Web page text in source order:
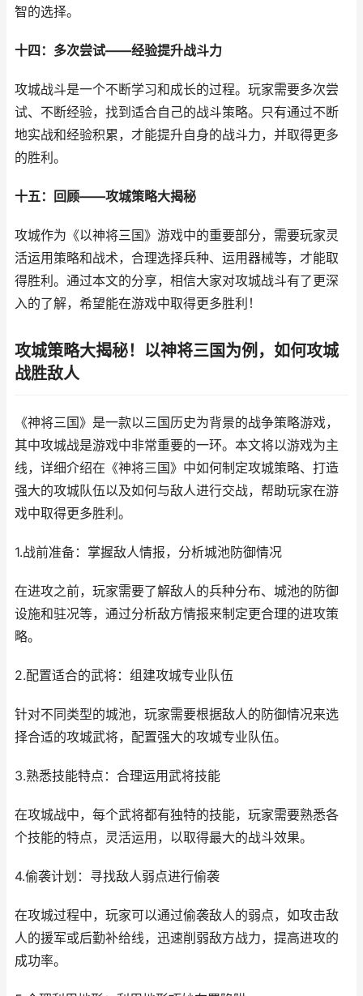
智的选择。
十四：多次尝试——经验提升战斗力
攻城战斗是一个不断学习和成长的过程。玩家需要多次尝
试、不断经验，找到适合自己的战斗策略。只有通过不断
地实战和经验积累，才能提升自身的战斗力，并取得更多
的胜利。
十五：回顾——攻城策略大揭秘
攻城作为《以神将三国》游戏中的重要部分，需要玩家灵
活运用策略和战术，合理选择兵种、运用器械等，才能取
得胜利。通过本文的分享，相信大家对攻城战斗有了更深
入的了解，希望能在游戏中取得更多胜利！
攻城策略大揭秘！以神将三国为例，如何攻城
战胜敌人
《神将三国》是一款以三国历史为背景的战争策略游戏，
其中攻城战是游戏中非常重要的一环。本文将以游戏为主
线，详细介绍在《神将三国》中如何制定攻城策略、打造
强大的攻城队伍以及如何与敌人进行交战，帮助玩家在游
戏中取得更多胜利。
1.战前准备：掌握敌人情报，分析城池防御情况
在进攻之前，玩家需要了解敌人的兵种分布、城池的防御
设施和驻况等，通过分析敌方情报来制定更合理的进攻策
略。
2.配置适合的武将：组建攻城专业队伍
针对不同类型的城池，玩家需要根据敌人的防御情况来选
择合适的攻城武将，配置强大的攻城专业队伍。
3.熟悉技能特点：合理运用武将技能
在攻城战中，每个武将都有独特的技能，玩家需要熟悉各
个技能的特点，灵活运用，以取得最大的战斗效果。
4.偷袭计划：寻找敌人弱点进行偷袭
在攻城过程中，玩家可以通过偷袭敌人的弱点，如攻击敌
人的援军或后勤补给线，迅速削弱敌方战力，提高进攻的
成功率。